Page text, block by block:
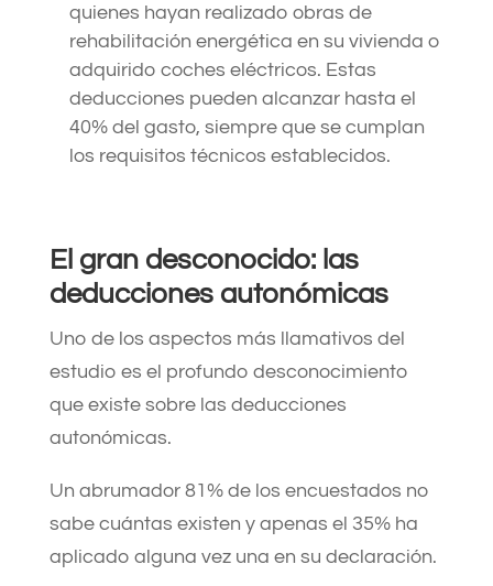
quienes hayan realizado obras de
rehabilitación energética en su vivienda o
adquirido coches eléctricos. Estas
deducciones pueden alcanzar hasta el
40% del gasto, siempre que se cumplan
los requisitos técnicos establecidos.
El gran desconocido: las
deducciones autonómicas
Uno de los aspectos más llamativos del
estudio es el profundo desconocimiento
que existe sobre las deducciones
autonómicas.
Un abrumador 81% de los encuestados no
sabe cuántas existen y apenas el 35% ha
aplicado alguna vez una en su declaración.